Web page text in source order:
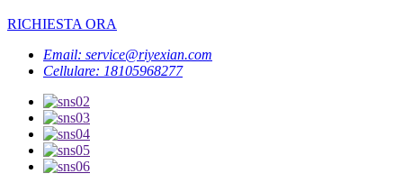
RICHIESTA ORA
Email: service@riyexian.com
Cellulare: 18105968277